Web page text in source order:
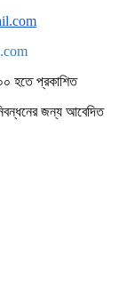
হতে প্রকাশিত
জন্য আবেদিত